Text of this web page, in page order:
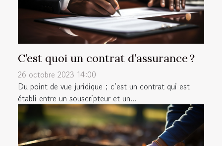
C’est quoi un contrat d’assurance ?
26 octobre 2023 14:00
Du point de vue juridique ; c’est un contrat qui est
établi entre un souscripteur et un...